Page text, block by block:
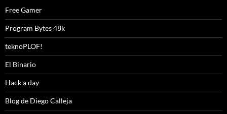
Free Gamer
Program Bytes 48k
teknoPLOF!
El Binario
Hack a day
Blog de Diego Calleja